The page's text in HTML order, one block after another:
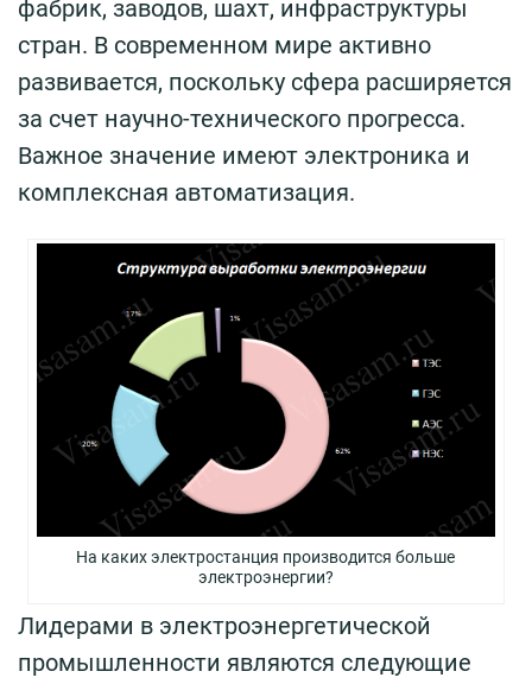
фабрик, заводов, шахт, инфраструктуры
стран. В современном мире активно
развивается, поскольку сфера расширяется
за счет научно-технического прогресса.
Важное значение имеют электроника и
комплексная автоматизация.
На каких электростанция производится больше
электроэнергии?
Лидерами в электроэнергетической
промышленности являются следующие